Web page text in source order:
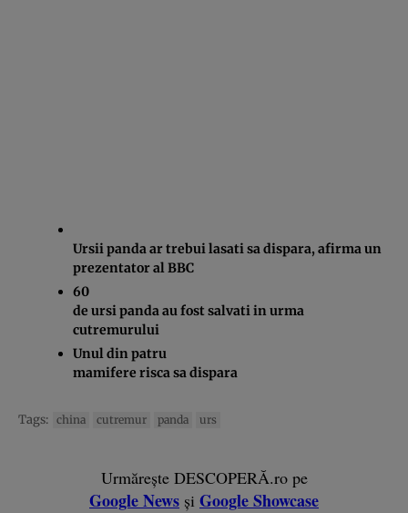
Ursii panda ar trebui lasati sa dispara, afirma un
prezentator al BBC
60
de ursi panda au fost salvati in urma
cutremurului
Unul din patru
mamifere risca sa dispara
Tags: china cutremur panda urs
Urmărește DESCOPERĂ.ro pe
Google News și Google Showcase